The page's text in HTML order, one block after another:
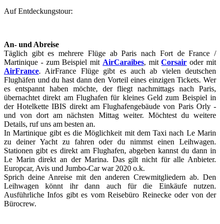
Auf Entdeckungstour:
An- und Abreise
Täglich gibt es mehrere Flüge ab Paris nach Fort de France /
Martinique - zum Beispiel mit AirCaraibes, mitCorsair oder mit
AirFrance. AirFrance Flüge gibt es auch ab vielen deutschen
Flughäfen und du hast dann den Vorteil eines einzigen Tickets. Wer
es entspannt haben möchte, der fliegt nachmittags nach Paris,
übernachtet direkt am Flughafen für kleines Geld zum Beispiel in
der Hotelkette IBIS direkt am Flughafengebäude von Paris Orly -
und von dort am nächsten Mittag weiter. Möchtest du weitere
Details, ruf uns am besten an.
In Martinique gibt es die Möglichkeit mit dem Taxi nach Le Marin
zu deiner Yacht zu fahren oder du nimmst einen Leihwagen.
Stationen gibt es direkt am Flughafen, abgeben kannst du dann in
Le Marin direkt an der Marina. Das gilt nicht für alle Anbieter.
Europcar, Avis und Jumbo-Car war 2020 o.k.
Sprich deine Anreise mit den anderen Crewmitgliedern ab. Den
Leihwagen könnt ihr dann auch für die Einkäufe nutzen.
Ausführliche Infos gibt es vom Reisebüro Reinecke oder von der
Bürocrew.